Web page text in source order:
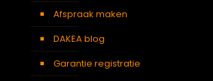
Afspraak maken
DAKEA blog
Garantie registratie